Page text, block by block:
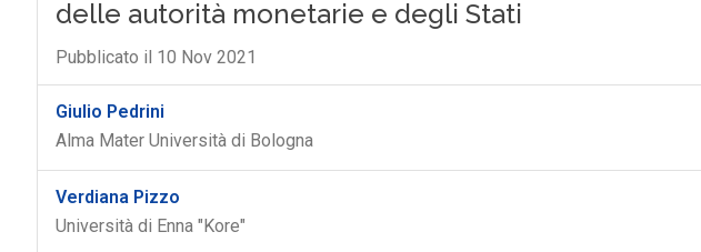
delle autorità monetarie e degli Stati
Pubblicato il 10 Nov 2021
Giulio Pedrini
Alma Mater Università di Bologna
Verdiana Pizzo
Università di Enna "Kore"